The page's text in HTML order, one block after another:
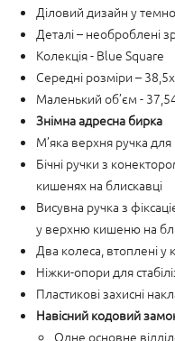
Діловий дизайн у
Деталі – необроблені
Колекція - Blue Square
Середні розміри –
Маленький об’єм -
Знімна адресна бирка
М’яка верхня ручка
Бічні ручки з
кишенях на блискавці
Висувна ручка з
у верхню кишеню на
Два колеса, втоплені у
Ніжки-опори для
Пластикові захисні
Навісний кодовий
Одне основне